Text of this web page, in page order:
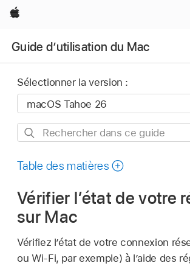
Apple
Guide d’utilisation du Mac
Sélectionner la version :
Rechercher
ce
Table des matières
Vérifier l’état de votre
sur Mac
Vérifiez l’état de votre connexion
ou Wi-Fi, par exemple) à l’aide des